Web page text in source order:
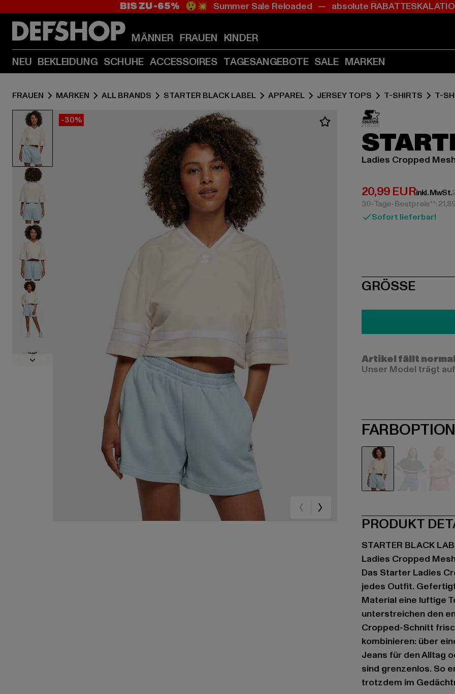
Zum
(Enter
drücken)
Zum
(Enter
drücken)
BIS ZU -65% 😲💥 Summer Sale Reloaded — absolute
MÄNNER FRAUEN KINDER
NEU BEKLEIDUNG SCHUHE ACCESSOIRES TAGESANGEBOTE SALE MARKEN
FRAUEN MARKEN ALL BRANDS STARTER BLACK LABEL APPAREL JERSEY TOPS T-SHIRTS T-
-30%
Ladies Cropped
20,99 EUR
Derzeitiger Preis:
inkl. MwSt.
30-Tage-Bestpreis**:
Sofort lieferbar!
SIZE
GRÖSSE
Artikel fällt
Unser Model trägt
PRODUKT
STARTER BLACK
Ladies Cropped
Das Starter Ladies
jedes Outfit.
Material eine luftige
unterstreichen den
Cropped-Schnitt
kombinieren: über
Jeans für den Alltag
sind grenzenlos. So
trotzdem im